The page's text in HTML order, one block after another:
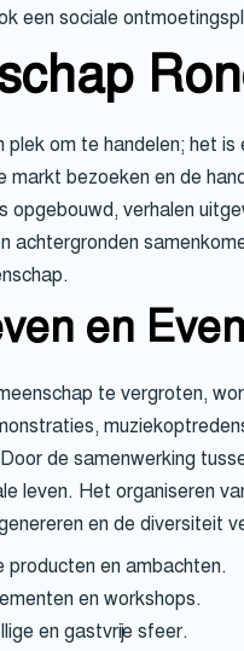
een sociale
plek om te handelen; het
bezoeken en de
opgebouwd, verhalen
achtergronden
en
te vergroten,
de samenwerking
leven. Het organiseren
en de diversiteit
producten en ambachten.
en workshops.
en gastvrije sfeer.